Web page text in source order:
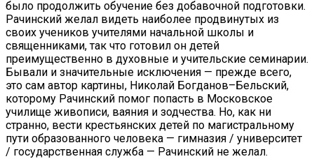
было продолжить обучение без добавочной подготовки.
Рачинский желал видеть наиболее продвинутых из
своих учеников учителями начальной школы и
священниками, так что готовил он детей
преимущественно в духовные и учительские семинарии.
Бывали и значительные исключения — прежде всего,
это сам автор картины, Николай Богданов–Бельский,
которому Рачинский помог попасть в Московское
училище живописи, ваяния и зодчества. Но, как ни
странно, вести крестьянских детей по магистральному
пути образованного человека — гимназия / университет
/ государственная служба — Рачинский не желал.